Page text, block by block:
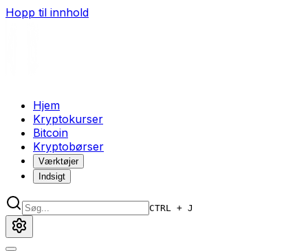
Hopp til innhold
Hjem
Kryptokurser
Bitcoin
Kryptobørser
Værktøjer
Indsigt
CTRL + J